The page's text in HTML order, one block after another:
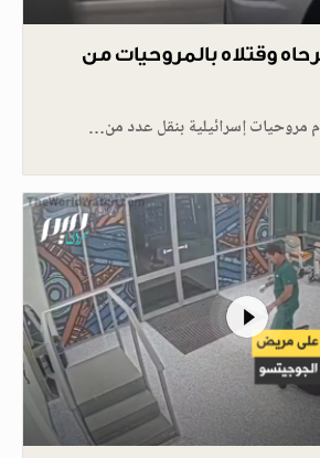
وقتلاه بالمروحيات من
مروحيات إسرائيلية بنقل عدد من…